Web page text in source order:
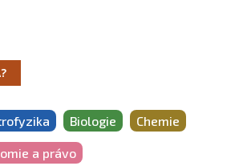
Biologie Chemie
a právo